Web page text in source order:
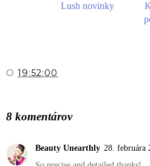
Lush novinky
O 19:52:00
8 komentárov
Beauty Unearthly 28. februára